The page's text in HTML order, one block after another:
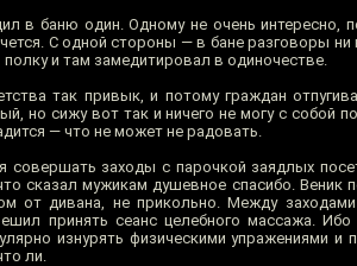
в баню один. Одному не очень интересно,
С одной стороны — в бане разговоры
и там замедитировал в одиночестве.
так привык, и потому граждан
но сижу вот так и ничего не могу с собой
— что не может не радовать.
совершать заходы с парочкой заядлых
сказал мужикам душевное спасибо.
от дивана, не прикольно. Между
принять сеанс целебного массажа.
изнурять физическими упражениями и
ли.